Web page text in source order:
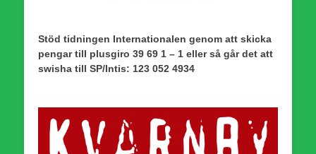
Stöd tidningen Internationalen genom att skicka
pengar till plusgiro 39 69 1 – 1 eller så går det att
swisha till SP/Intis: 123 052 4934